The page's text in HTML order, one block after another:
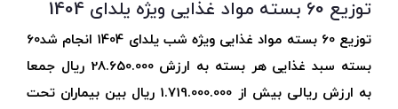
توزیع 60 بسته مواد غذایی ویژه یلدای 1404
توزیع 60 بسته مواد غذایی ویژه شب یلدای 1404 انجام شد60
بسته سبد غذایی هر بسته به ارزش 28.650.000 ریال جمعا
به ارزش ریالی بیش از 1.719.000.000 ریال بین بیماران تحت